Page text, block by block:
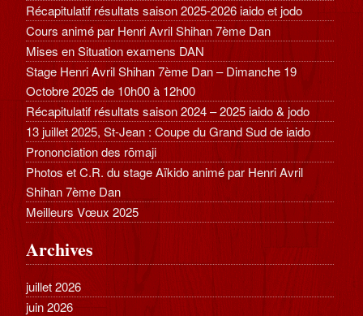
Récapitulatif résultats saison 2025-2026 iaido et jodo
Cours animé par Henri Avril Shihan 7ème Dan
Mises en Situation examens DAN
Stage Henri Avril Shihan 7ème Dan – Dimanche 19
Octobre 2025 de 10h00 à 12h00
Récapitulatif résultats saison 2024 – 2025 iaido & jodo
13 juillet 2025, St-Jean : Coupe du Grand Sud de iaido
Prononciation des rōmaji
Photos et C.R. du stage Aïkido animé par Henri Avril
Shihan 7ème Dan
Meilleurs Vœux 2025
Archives
juillet 2026
juin 2026